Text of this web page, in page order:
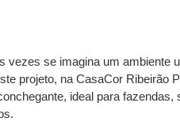
vezes se imagina um ambiente
projeto, na CasaCor Ribeirão
ideal para